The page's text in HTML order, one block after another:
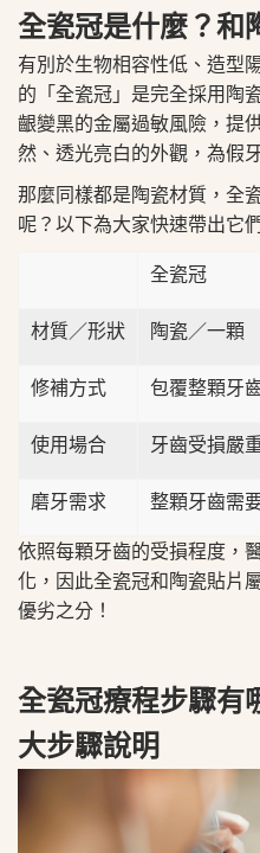
全瓷冠是什麼？和
有別於生物相容性低、造型
的「全瓷冠」是完全採用陶
齦變黑的金屬過敏風險，提
然、透光亮白的外觀，為假
那麼同樣都是陶瓷材質，全
呢？以下為大家快速帶出它
全瓷冠
材質／形狀 陶瓷／一顆
修補方式 包覆整顆牙
使用場合 牙齒受損嚴
磨牙需求 整顆牙齒需
依照每顆牙齒的受損程度，
化，因此全瓷冠和陶瓷貼片
優劣之分！
全瓷冠療程步驟有
大步驟說明